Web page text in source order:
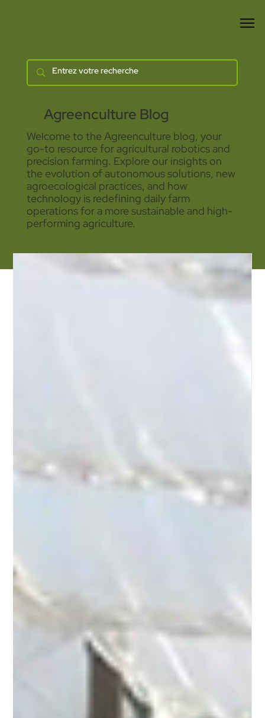
Agreenculture Blog
Welcome to the Agreenculture blog, your
go-to resource for agricultural robotics and
precision farming. Explore our insights on
the evolution of autonomous solutions, new
agroecological practices, and how
technology is redefining daily farm
operations for a more sustainable and high-
performing agriculture.